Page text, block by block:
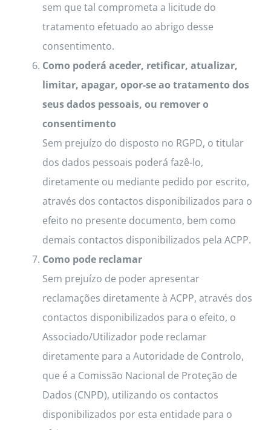
sem que tal comprometa a licitude do
tratamento efetuado ao abrigo desse
consentimento.
Como poderá aceder, retificar, atualizar,
limitar, apagar, opor-se ao tratamento dos
seus dados pessoais, ou remover o
consentimento
Sem prejuízo do disposto no RGPD, o titular
dos dados pessoais poderá fazê-lo,
diretamente ou mediante pedido por escrito,
através dos contactos disponibilizados para o
efeito no presente documento, bem como
demais contactos disponibilizados pela ACPP.
Como pode reclamar
Sem prejuízo de poder apresentar
reclamações diretamente à ACPP, através dos
contactos disponibilizados para o efeito, o
Associado/Utilizador pode reclamar
diretamente para a Autoridade de Controlo,
que é a Comissão Nacional de Proteção de
Dados (CNPD), utilizando os contactos
disponibilizados por esta entidade para o